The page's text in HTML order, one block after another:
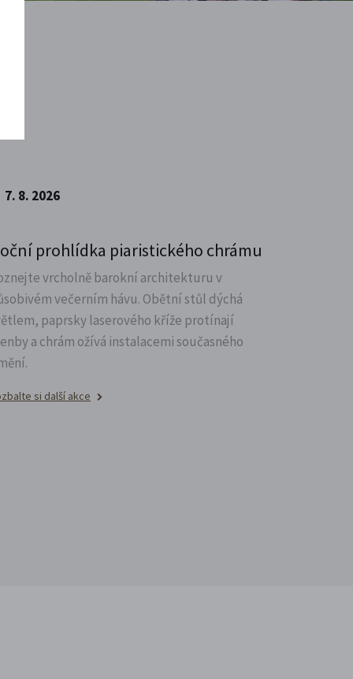
7. 8. 2026
prohlídka piaristického chrámu
vrcholně barokní architekturu v
večerním hávu. Obětní stůl dýchá
paprsky laserového kříže protínají
a chrám ožívá instalacemi současného
si další akce